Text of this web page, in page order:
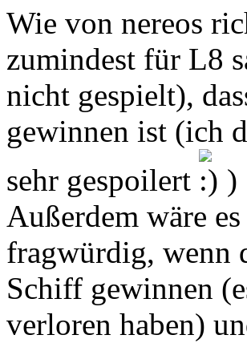
Wie von nereos
zumindest für L8
nicht gespielt),
gewinnen ist (ich
sehr gespoilert
)
Außerdem wäre
fragwürdig, wenn
Schiff gewinnen
verloren haben)